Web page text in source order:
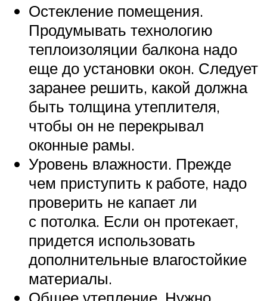
Остекление помещения.
Продумывать технологию
теплоизоляции балкона надо
еще до установки окон. Следует
заранее решить, какой должна
быть толщина утеплителя,
чтобы он не перекрывал
оконные рамы.
Уровень влажности. Прежде
чем приступить к работе, надо
проверить не капает ли
с потолка. Если он протекает,
придется использовать
дополнительные влагостойкие
материалы.